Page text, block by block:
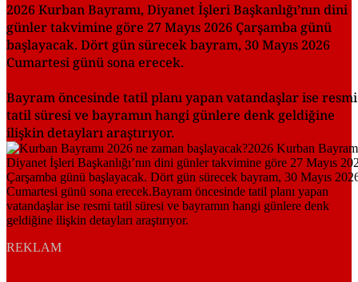
2026 Kurban Bayramı, Diyanet İşleri Başkanlığı’nın dini
günler takvimine göre 27 Mayıs 2026 Çarşamba günü
başlayacak. Dört gün sürecek bayram, 30 Mayıs 2026
Cumartesi günü sona erecek.
Bayram öncesinde tatil planı yapan vatandaşlar ise resmi
tatil süresi ve bayramın hangi günlere denk geldiğine
ilişkin detayları araştırıyor.
REKLAM